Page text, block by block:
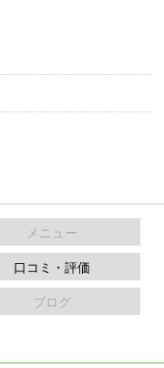
メニュー
口コミ・評価
ブログ